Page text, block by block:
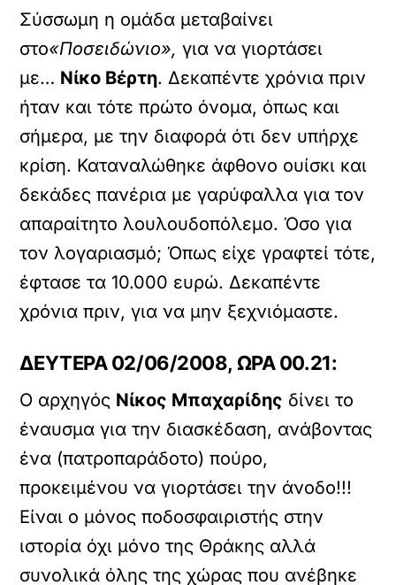
Σύσσωμη η ομάδα μεταβαίνει
στο«Ποσειδώνιο», για να γιορτάσει
με… Νίκο Βέρτη. Δεκαπέντε χρόνια πριν
ήταν και τότε πρώτο όνομα, όπως και
σήμερα, με την διαφορά ότι δεν υπήρχε
κρίση. Καταναλώθηκε άφθονο ουίσκι και
δεκάδες πανέρια με γαρύφαλλα για τον
απαραίτητο λουλουδοπόλεμο. Όσο για
τον λογαριασμό; Όπως είχε γραφτεί τότε,
έφτασε τα 10.000 ευρώ. Δεκαπέντε
χρόνια πριν, για να μην ξεχνιόμαστε.
ΔΕΥΤΕΡΑ 02/06/2008, ΩΡΑ 00.21:
Ο αρχηγός Νίκος Μπαχαρίδης δίνει το
έναυσμα για την διασκέδαση, ανάβοντας
ένα (πατροπαράδοτο) πούρο,
προκειμένου να γιορτάσει την άνοδο!!!
Είναι ο μόνος ποδοσφαιριστής στην
ιστορία όχι μόνο της Θράκης αλλά
συνολικά όλης της χώρας που ανέβηκε